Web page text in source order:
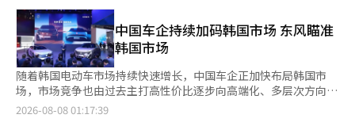
月裁员报告中指出，AI已连续五个月成为美国企业裁员的主要原
因。在7月公布的33,429起裁员中，有33%（10,970起）以AI为理
由，而截至7月的裁员中提到AI的数量达112,713起，占总裁员的
约24%。 尤其是技术行业的裁员，今年累计达到149,023起，同比
激增67%，占总裁员的31%。不过，同期的新招聘计划却比去年
增加了25%。挑战者公司认为，AI并非在解构劳动市场，而是在重
组，但这种重组的成本集中在特定世代身上。 综合这些数据，AI在
劳动市场上造成的裂痕，不仅是“高收入与低收入”的传统格局，
利预测的下调幅度也相对有限。
解读为四方联盟裂痕的信号。市场内外对集团治理结构争端重新点
燃的可能性表示关注。 与此同时，宋英淑会长、任周炫副会长及
基林顿有限公司已对新会长提起600亿韩元的违约金诉讼，理由是
去年推进的老年护理业务因新会长的反对在董事会中被否决，构成
了对共同表决权协议的违反。初审判决定于10月1日，预计此次判
决将成为经营权格局的又一变数。 ◆ 宋会长法人卡私用疑云及内
部资料泄露争议 法人卡使用的争议也在扩大。前Cure
Therapeutics代表金泰浩于当天在首尔中区的Koryana酒店召开
机和BEREX床垫、按摩椅等的强劲销售增长，推动了国内租赁账
户净增24.2万台，同比增长51.6%。特别是，BEREX通过推出“R
系列拉伸运动床”和“M系列按摩床垫”在睡眠科技市场中占据了
领先地位，同时新推出的壁挂式空调、食品处理器和个人低频刺激
器等租赁类别也获得了积极的市场反应。科威海外公司的第二季度
销售额为5875亿韩元，同比增长24.2%。各主要法人季度销售额
为：马来西亚法人4345亿韩元（同比+22.2%）、美国法人669亿
韩元（同比+15.2%）、泰国法人660亿韩元（同比+53.9%）、印
中国车企持续加码韩国市场 东风瞄准
韩国市场
随着韩国电动车市场持续快速增长，中国车企正加快布局韩国市
场，市场竞争也由过去主打高性价比逐步向高端化、多层次方向发
展。 据韩国汽车行业7日消息，东风汽车与法国标致联合开发的纯
2026-08-08 01:17:39